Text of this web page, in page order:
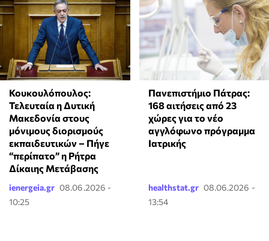
Κουκουλόπουλος:
Τελευταία η Δυτική
Μακεδονία στους
μόνιμους διορισμούς
εκπαιδευτικών – Πήγε
“περίπατο” η Ρήτρα
Δίκαιης Μετάβασης
ienergeia.gr 08.06.2026 -
10:25
Πανεπιστήμιο Πάτρας:
168 αιτήσεις από 23
χώρες για το νέο
αγγλόφωνο πρόγραμμα
Ιατρικής
healthstat.gr 08.06.2026 -
13:54